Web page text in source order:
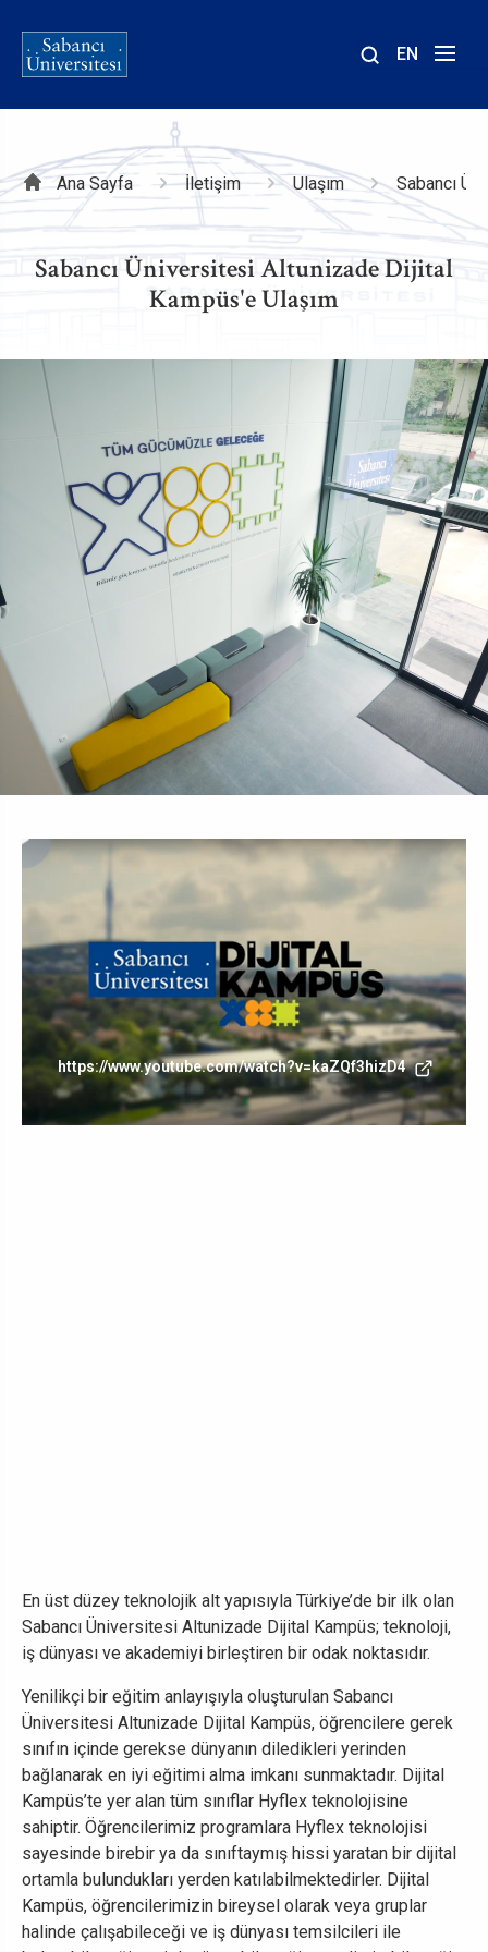
EN
Sayfa
yolu
Ana Sayfa İletişim Ulaşım Sabancı
Sabancı Üniversitesi Altunizade Dijital
Kampüs'e Ulaşım
https://www.youtube.com/watch?v=kaZQf3hizD4
En üst düzey teknolojik alt yapısıyla Türkiye’de bir ilk olan
Sabancı Üniversitesi Altunizade Dijital Kampüs; teknoloji,
iş dünyası ve akademiyi birleştiren bir odak noktasıdır.
Yenilikçi bir eğitim anlayışıyla oluşturulan Sabancı
Üniversitesi Altunizade Dijital Kampüs, öğrencilere gerek
sınıfın içinde gerekse dünyanın diledikleri yerinden
bağlanarak en iyi eğitimi alma imkanı sunmaktadır. Dijital
Kampüs’te yer alan tüm sınıflar Hyflex teknolojisine
sahiptir. Öğrencilerimiz programlara Hyflex teknolojisi
sayesinde birebir ya da sınıftaymış hissi yaratan bir dijital
ortamla bulundukları yerden katılabilmektedirler. Dijital
Kampüs, öğrencilerimizin bireysel olarak veya gruplar
halinde çalışabileceği ve iş dünyası temsilcileri ile